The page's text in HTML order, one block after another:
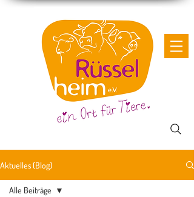
Aktuelles (Blog)
Alle Beiträge